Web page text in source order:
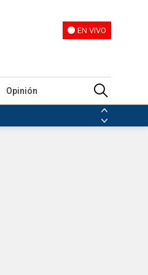
EN VIVO
Opinión